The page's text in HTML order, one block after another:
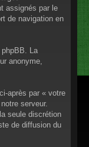
assignés par le
de navigation en
La
anonyme,
après par « votre
serveur.
seule discrétion
de diffusion du